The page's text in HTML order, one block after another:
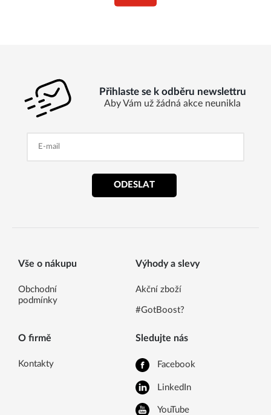
Přihlaste se k odběru newslettru
Aby Vám už žádná akce neunikla
ODESLAT
Vše o nákupu
Obchodní
podmínky
Výhody a slevy
Akční zboží
#GotBoost?
O firmě
Kontakty
Sledujte nás
Facebook
LinkedIn
YouTube